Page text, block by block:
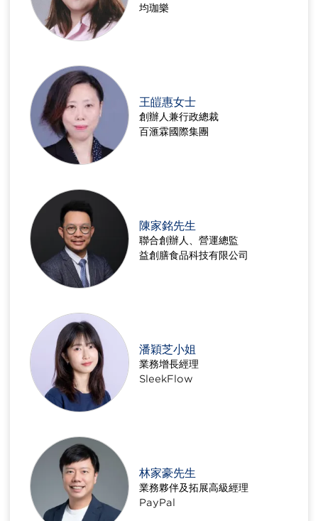
均珈樂
王皚惠女士
創辦人兼行政總裁
百滙霖國際集團
陳家銘先生
聯合創辦人、營運總監
益創膳食品科技有限公司
潘穎芝小姐
業務增長經理
SleekFlow
林家豪先生
業務夥伴及拓展高級經理
PayPal